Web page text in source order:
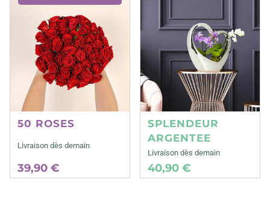
50 ROSES
Livraison dès demain
39,90 €
SPLENDEUR
ARGENTEE
Livraison dès demain
40,90 €